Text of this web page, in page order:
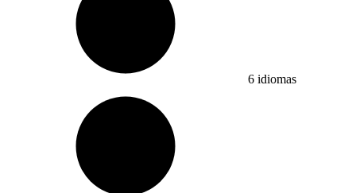
6 idiomas